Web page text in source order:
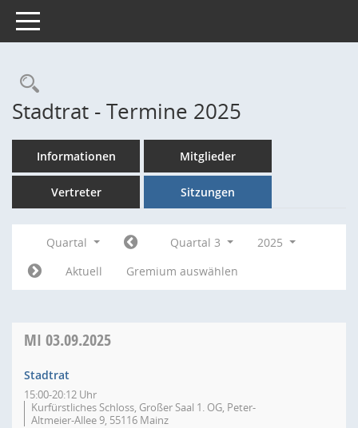
Toggle navigation
Rechercheauswahl
Stadtrat - Termine 2025
Informationen Mitglieder
Vertreter Sitzungen
Quartal Quartal 3
2025
Aktuell
Gremium auswählen
MI 03.09.2025
Stadtrat
15:00-20:12 Uhr
Kurfürstliches Schloss, Großer Saal 1. OG, Peter-
Altmeier-Allee 9, 55116 Mainz